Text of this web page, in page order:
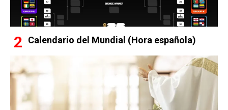
Calendario del Mundial (Hora española)